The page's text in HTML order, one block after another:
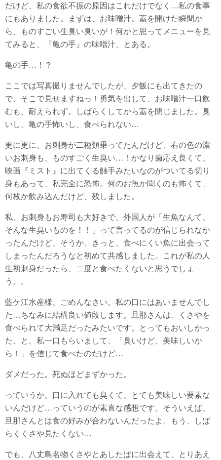
だけど、私の食欲不振の原因はこれだけでなく…私の食事
にもありました。まずは、お味噌汁。蓋を開けた瞬間か
ら、ものすごい生臭い臭いが！何かと思ってメニューを見
てみると、『亀の手』の味噌汁、とある。
亀の手…！？
ここでは写真撮りませんでしたが、夕飯にも出てきたの
で、そこで見せますねっ！勇気を出して、お味噌汁一口飲
むも、耐えられず。しばらくしてから蓋を閉じました。臭
いし、亀の手怖いし、食べられない…
更に更に、お刺身が二種類乗ってたんだけど、右の色の濃
いお刺身も、ものすごく生臭い…！かなり歯応え良くて、
映画『ミスト』に出てくる触手みたいなのがついてる切り
身もあって、私完全に恐怖。何のお魚か聞くのも怖くて、
何枚か飲み込んだけど、残しました。
私、お刺身もお寿司も大好きで、外国人が「生魚なんて、
そんな生臭いものを！！」って言ってるのが信じられなか
ったんだけど、そうか。きっと、食べにくい魚に出会って
しまったんだろうなと初めて共感しました。これが私の人
生初刺身だったら、二度と食べたくないと思うでしょ
う。。
藍ケ江水産様、ごめんなさい。私の口にはあいませんでし
た…ちなみに結構良い値段します。旦那さんは、くさやを
食べられて大満足だったみたいです。とってもおいしかっ
た、と。私一口もらいまして、「臭いけど、美味しいか
ら！」を信じて食べたのだけど…
ダメだった。死ぬほどまずかった。
っていうか、口に入れても臭くて、とても美味しい要素な
いんだけど…っていうのが素直な感想です。そういえば、
旦那さんとは食の好みが合わないんだったよ。もう、しば
らくくさや見たくない…
でも、八丈島名物くさやとあしたばに出会えて、とりあえ